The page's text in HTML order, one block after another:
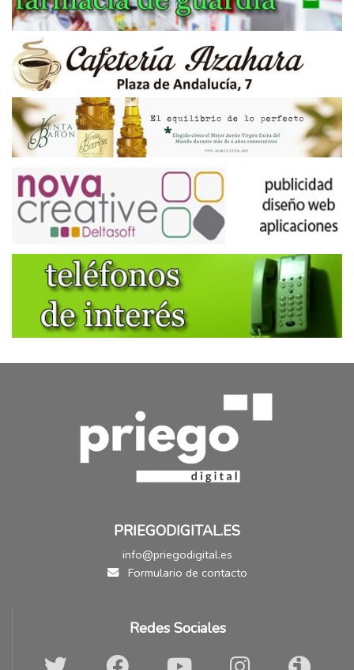
PRIEGODIGITAL.ES
info@priegodigital.es
Formulario de contacto
Redes Sociales